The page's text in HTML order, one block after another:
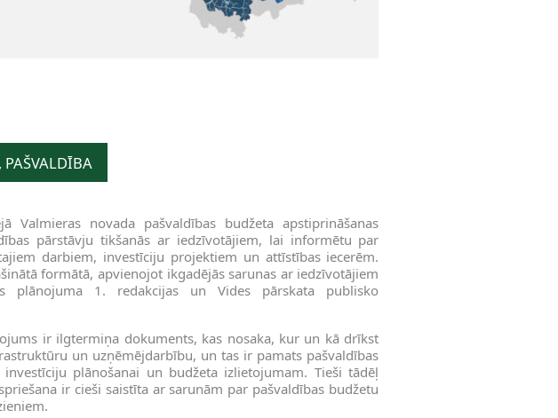
novada pašvaldības budžeta apstiprināšanas
pārstāvju tikšanās ar iedzīvotājiem, lai informētu par
darbiem, investīciju projektiem un attīstības iecerēm.
formātā, apvienojot ikgadējās sarunas ar iedzīvotājiem
plānojuma 1. redakcijas un Vides pārskata publisko
ir ilgtermiņa dokuments, kas nosaka, kur un kā drīkst
un uzņēmējdarbību, un tas ir pamats pašvaldības
plānošanai un budžeta izlietojumam. Tieši tādēļ
ir cieši saistīta ar sarunām par pašvaldības budžetu